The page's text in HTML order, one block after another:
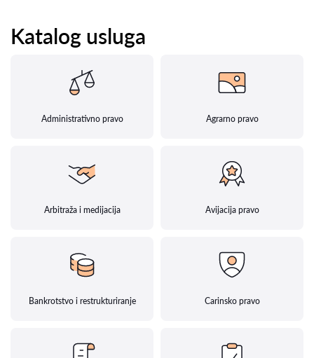
Katalog usluga
Administrativno pravo Agrarno pravo
Arbitraža i medijacija Avijacija pravo
Bankrotstvo i restrukturiranje Carinsko pravo